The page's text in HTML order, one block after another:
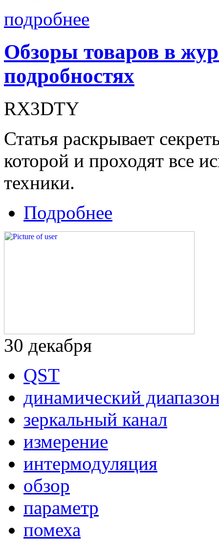
подробнее
Обзоры товаров в
подробностях
RX3DTY
Статья раскрывает
которой и проходят все
техники.
Подробнее
30 декабря
QST
динамический
зеркальный канал
измерение
интермодуляция
обзор
параметр
помеха